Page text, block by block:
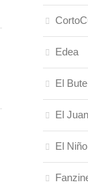
Edea
El Bute
El
El